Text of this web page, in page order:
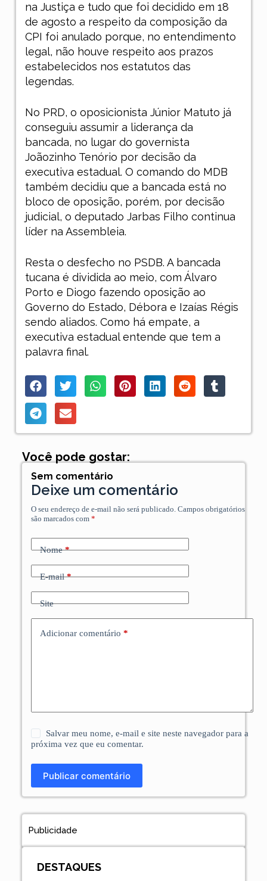
na Justiça e tudo que foi decidido em 18
de agosto a respeito da composição da
CPI foi anulado porque, no entendimento
legal, não houve respeito aos prazos
estabelecidos nos estatutos das
legendas.
No PRD, o oposicionista Júnior Matuto já
conseguiu assumir a liderança da
bancada, no lugar do governista
Joãozinho Tenório por decisão da
executiva estadual. O comando do MDB
também decidiu que a bancada está no
bloco de oposição, porém, por decisão
judicial, o deputado Jarbas Filho continua
líder na Assembleia.
Resta o desfecho no PSDB. A bancada
tucana é dividida ao meio, com Álvaro
Porto e Diogo fazendo oposição ao
Governo do Estado, Débora e Izaías Régis
sendo aliados. Como há empate, a
executiva estadual entende que tem a
palavra final.
Você pode gostar:
Sem comentário
Deixe um comentário
O seu endereço de e-mail não será publicado. Campos obrigatórios
são marcados com *
Nome*
E-mail*
Site
Adicionar comentário *
Salvar meu nome, e-mail e site neste navegador para a
próxima vez que eu comentar.
Publicar comentário
Publicidade
DESTAQUES